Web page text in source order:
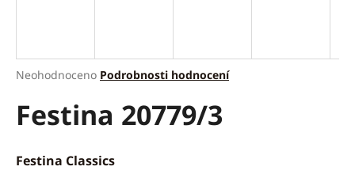
Průměrné
produktu
je
5
Neohodnoceno Podrobnosti hodnocení
Festina 20779/3
Festina Classics
í
t
?